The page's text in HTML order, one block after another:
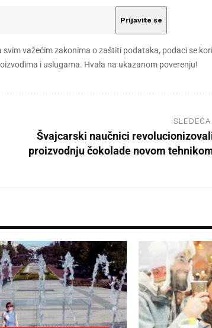
važećim zakonima o zaštiti podataka, podaci se
i uslugama. Hvala na ukazanom poverenju!
Švajcarski naučnici
proizvodnju čokolade novom